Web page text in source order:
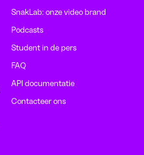
SnakLab: onze video brand
Podcasts
Student in de pers
FAQ
API documentatie
Contacteer ons